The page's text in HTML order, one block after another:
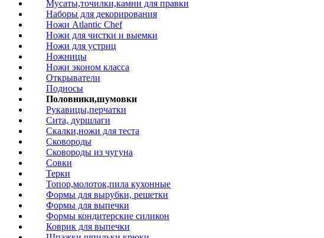
Мусаты,точилки,камни для правки
Наборы для декорирования
Ножи Atlantic Chef
Ножи для чистки и выемки
Ножи для устриц
Ножницы
Ножи эконом класса
Открыватели
Подносы
Половники,шумовки
Рукавицы,перчатки
Сита, дуршлаги
Скалки,ножи для теста
Сковороды
Сковороды из чугуна
Совки
Терки
Топор,молоток,пила кухонные
Формы для вырубки, решетки
Формы для выпечки
Формы кондитерские силикон
Коврик для выпечки